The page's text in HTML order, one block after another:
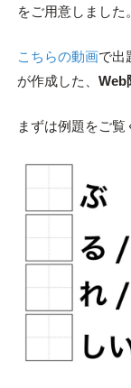
をご用意しました。
こちらの動画で出
が作成した、 Web
まずは例題をご覧